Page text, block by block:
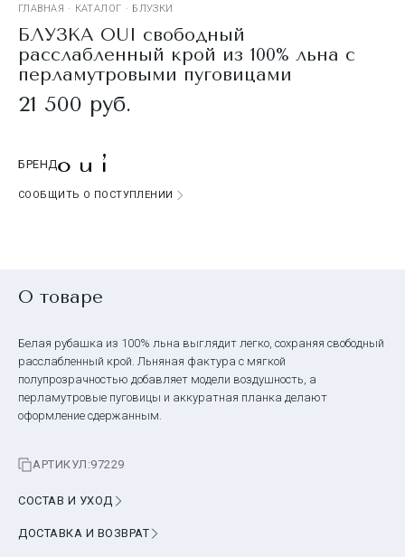
ГЛАВНАЯ · КАТАЛОГ · БЛУЗКИ
БЛУЗКА OUI свободный
расслабленный крой из 100% льна с
перламутровыми пуговицами
21 500 руб.
БРЕНД
СООБЩИТЬ О ПОСТУПЛЕНИИ
О товаре
Белая рубашка из 100% льна выглядит легко, сохраняя свободный
расслабленный крой. Льняная фактура с мягкой
полупрозрачностью добавляет модели воздушность, а
перламутровые пуговицы и аккуратная планка делают
оформление сдержанным.
АРТИКУЛ:97229
СОСТАВ И УХОД
ДОСТАВКА И ВОЗВРАТ